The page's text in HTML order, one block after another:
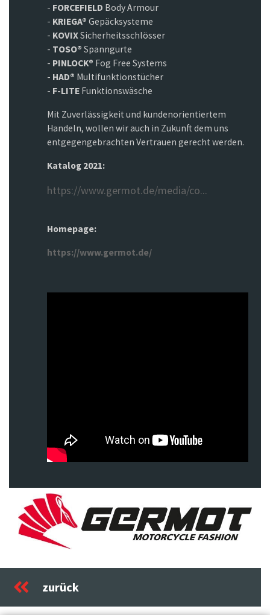
- FORCEFIELD Body Armour
- KRIEGA® Gepäcksysteme
- KOVIXSicherheitsschlösser
- TOSO® Spanngurte
- PINLOCK® Fog Free Systems
- HAD® Multifunktionstücher
- F-LITEFunktionswäsche
Mit Zuverlässigkeit und kundenorientiertem
Handeln, wollen wir auch in Zukunft dem uns
entgegengebrachten Vertrauen gerecht werden.
Katalog 2021:
https://www.germot.de/media/co...
Homepage:
https://www.germot.de/
Previous Next
zurück